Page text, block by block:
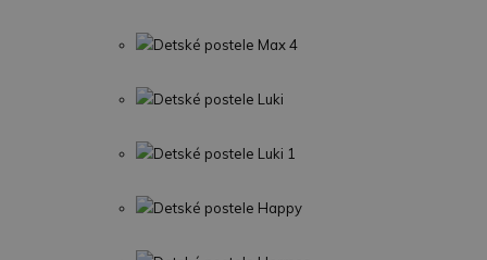
Detské postele Max 4
Detské postele Luki
Detské postele Luki 1
Detské postele Happy